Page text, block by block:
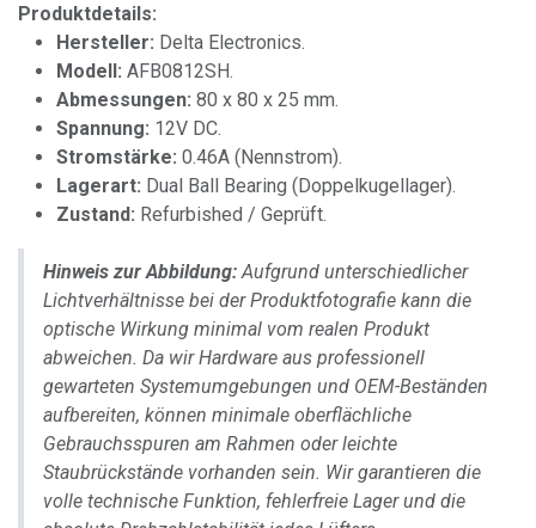
Produktdetails:
Hersteller: Delta Electronics.
Modell: AFB0812SH.
Abmessungen: 80 x 80 x 25 mm.
Spannung: 12V DC.
Stromstärke: 0.46A (Nennstrom).
Lagerart: Dual Ball Bearing (Doppelkugellager).
Zustand: Refurbished / Geprüft.
Hinweis zur Abbildung:Aufgrund unterschiedlicher
Lichtverhältnisse bei der Produktfotografie kann die
optische Wirkung minimal vom realen Produkt
abweichen. Da wir Hardware aus professionell
gewarteten Systemumgebungen und OEM-Beständen
aufbereiten, können minimale oberflächliche
Gebrauchsspuren am Rahmen oder leichte
Staubrückstände vorhanden sein. Wir garantieren die
volle technische Funktion, fehlerfreie Lager und die